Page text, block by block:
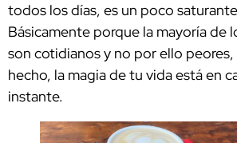
todos los días, es un poco
Básicamente porque la mayoría de
son cotidianos y no por ello
hecho, la magia de tu vida está en
instante.